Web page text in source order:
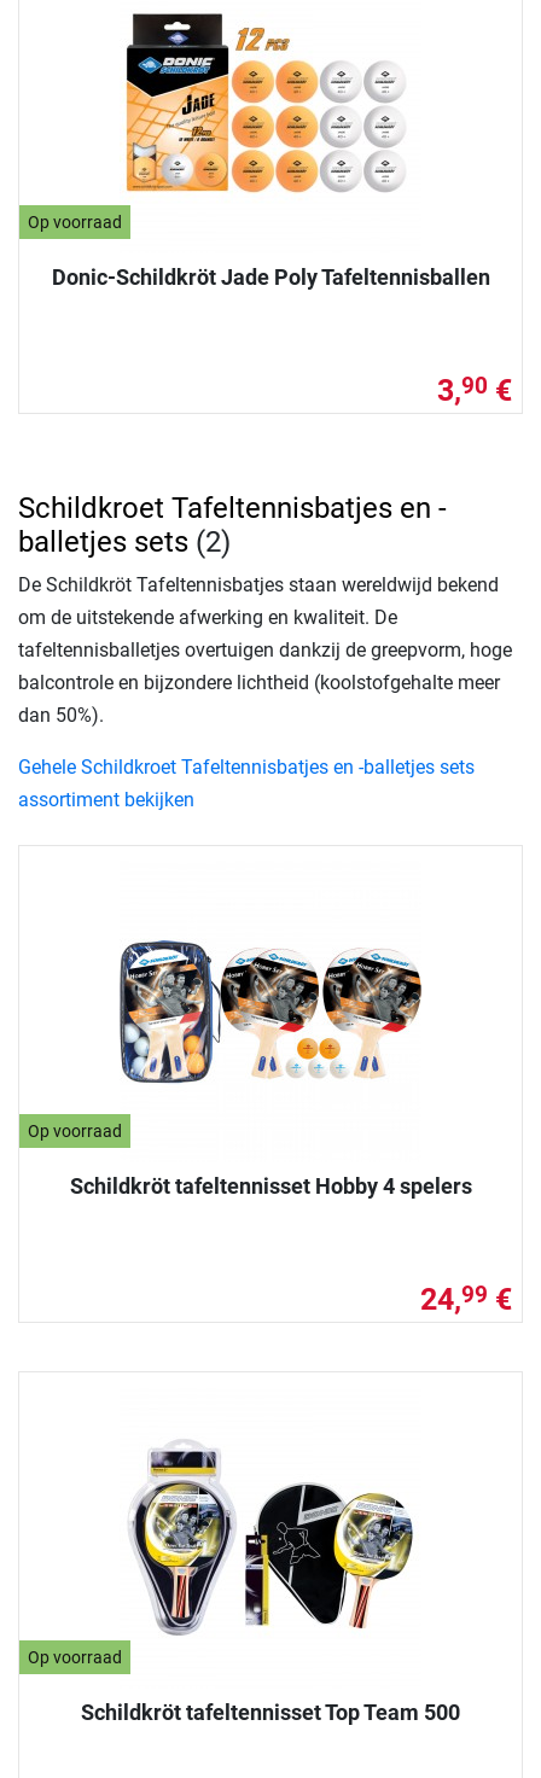
Op voorraad
Donic-Schildkröt Jade Poly Tafeltennisballen
3,90 €
Op voorraad
Schildkröt tafeltennisset Hobby 4 spelers
24,99 €
Op voorraad
Schildkröt tafeltennisset Top Team 500
Schildkroet Tafeltennisbatjes en -
balletjes sets (2)
De Schildkröt Tafeltennisbatjes staan wereldwijd bekend
om de uitstekende afwerking en kwaliteit. De
tafeltennisballetjes overtuigen dankzij de greepvorm, hoge
balcontrole en bijzondere lichtheid (koolstofgehalte meer
dan 50%).
Gehele Schildkroet Tafeltennisbatjes en -balletjes sets
assortiment bekijken